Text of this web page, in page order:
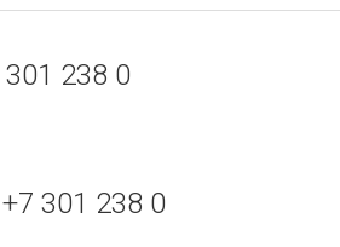
238 0
301 238 0